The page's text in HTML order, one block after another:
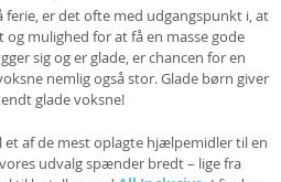
ferie, er det ofte med udgangspunkt i, at
mulighed for at få en masse gode
sig og er glade, er chancen for en
nemlig også stor. Glade børn giver
glade voksne!
af de mest oplagte hjælpemidler til en
udvalg spænder bredt – lige fra